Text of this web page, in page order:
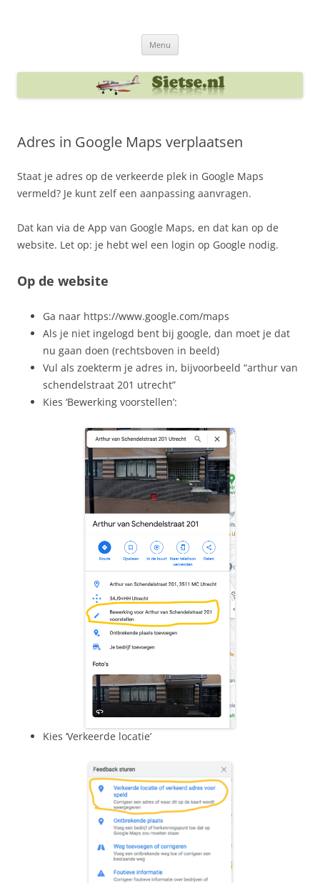
Menu
Adres in Google Maps verplaatsen
Staat je adres op de verkeerde plek in Google Maps
vermeld? Je kunt zelf een aanpassing aanvragen.
Dat kan via de App van Google Maps, en dat kan op de
website. Let op: je hebt wel een login op Google nodig.
Op de website
Ga naar https://www.google.com/maps
Als je niet ingelogd bent bij google, dan moet je dat
nu gaan doen (rechtsboven in beeld)
Vul als zoekterm je adres in, bijvoorbeeld “arthur van
schendelstraat 201 utrecht”
Kies ‘Bewerking voorstellen’:
Kies ‘Verkeerde locatie’